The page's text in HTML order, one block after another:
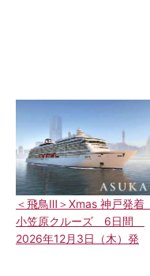
＜飛鳥Ⅲ＞Xmas 神戸発着
小笠原クルーズ 6日間
2026年12月3日（木）発